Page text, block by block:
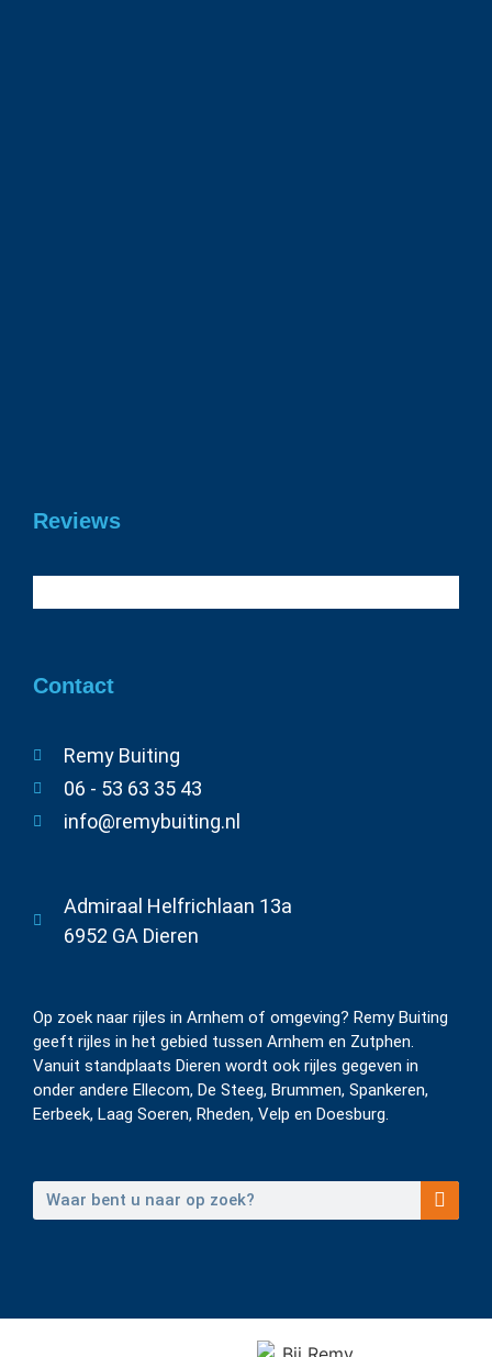
Reviews
Contact
Remy Buiting
06 - 53 63 35 43
info@remybuiting.nl
Admiraal Helfrichlaan 13a
6952 GA Dieren
Op zoek naar rijles in Arnhem of omgeving? Remy Buiting
geeft rijles in het gebied tussen Arnhem en Zutphen.
Vanuit standplaats Dieren wordt ook rijles gegeven in
onder andere Ellecom, De Steeg, Brummen, Spankeren,
Eerbeek, Laag Soeren, Rheden, Velp en Doesburg.